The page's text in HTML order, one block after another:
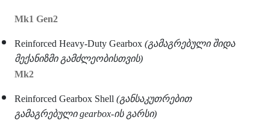
Mk1 Gen2
Reinforced Heavy-Duty Gearbox (გამაგრებული შიდა
მექანიზმი გამძლეობისთვის)
Mk2
Reinforced Gearbox Shell (განსაკუთრებით
გამაგრებული gearbox-ის გარსი)